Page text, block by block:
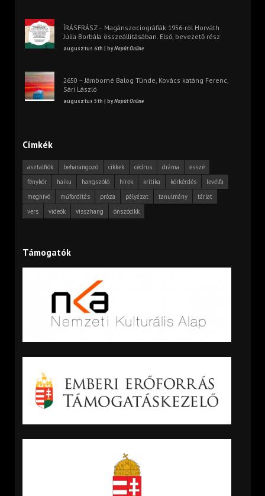
ÍRÁSFRÁSZ – Magánszociográfiák 1956-ról Horváth
Júlia Borbála összeállításában. Első, bevezető rész
augusztus 6th | byNapút Online
2650 – Jámborné Balog Tünde, Kovács katáng Ferenc,
Sári László
augusztus 5th | byNapút Online
Címkék
asztalfiók beharangozó cikkek cédrus dráma
esszé
fénykör
haiku hangszóló hírek kritika körkérdés
levélfa
meghívó
műfordítás próza pályázat tanulmány
tárlat
vers
videók visszhang önszócikk
Támogatók